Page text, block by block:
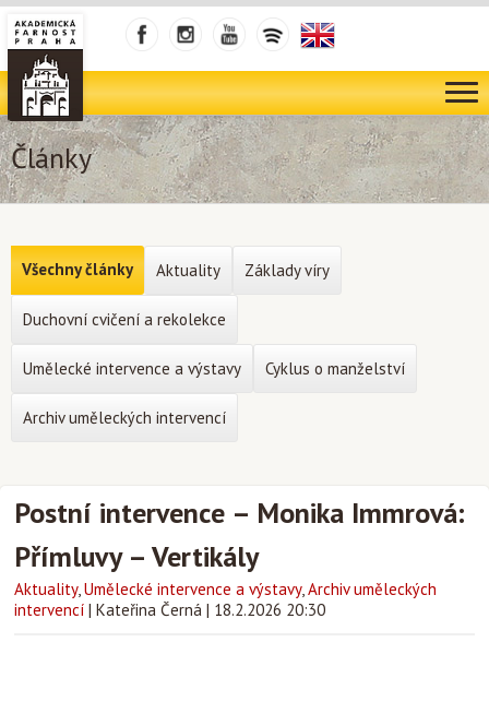
Články
Postní intervence – Monika Immrová:
Přímluvy – Vertikály
Aktuality,Umělecké intervence a výstavy,Archiv uměleckých
intervencí | Kateřina Černá | 18.2.2026 20:30
Všechny články Aktuality Základy víry
Duchovní cvičení a rekolekce
Umělecké intervence a výstavy Cyklus o manželství
Archiv uměleckých intervencí